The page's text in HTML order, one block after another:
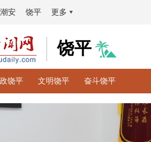
潮安 饶平 更多
饶平
饶平 文明饶平 奋斗饶平